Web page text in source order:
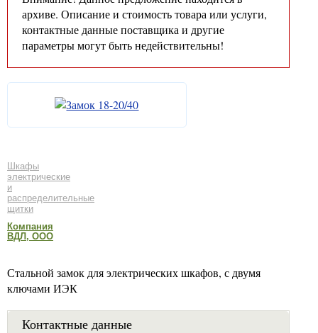
архиве. Описание и стоимость товара или услуги,
контактные данные поставщика и другие
параметры могут быть недействительны!
Шкафы
электрические
и
распределительные
щитки
Компания
ВДЛ, ООО
Стальной замок для электрических шкафов, с двумя
ключами ИЭК
Контактные данные